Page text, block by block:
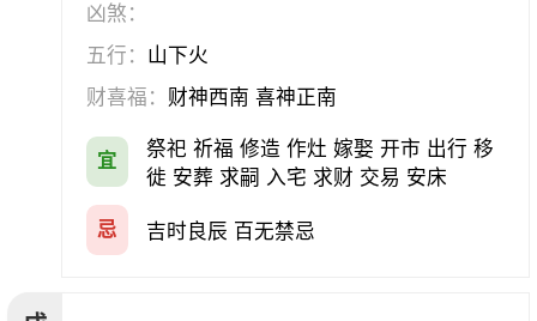
凶煞：
五行： 山下火
财喜福： 财神西南 喜神正南
宜
祭祀 祈福 修造 作灶 嫁娶 开市 出行 移
徙 安葬 求嗣 入宅 求财 交易 安床
忌 吉时良辰 百无禁忌